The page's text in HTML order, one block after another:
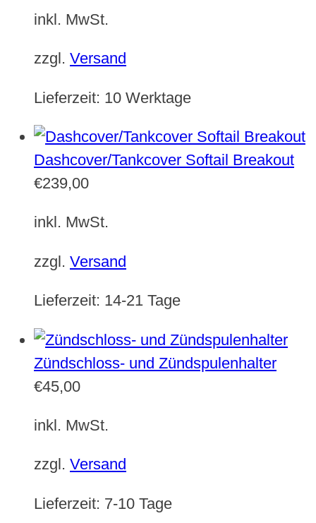
inkl. MwSt.
zzgl. Versand
Lieferzeit: 10 Werktage
Dashcover/Tankcover Softail Breakout
€239,00
inkl. MwSt.
zzgl. Versand
Lieferzeit: 14-21 Tage
Zündschloss- und Zündspulenhalter
€45,00
inkl. MwSt.
zzgl. Versand
Lieferzeit: 7-10 Tage